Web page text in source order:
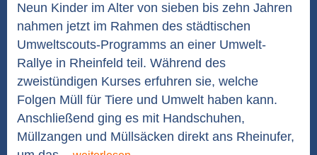
Neun Kinder im Alter von sieben bis zehn Jahren
nahmen jetzt im Rahmen des städtischen
Umweltscouts-Programms an einer Umwelt-
Rallye in Rheinfeld teil. Während des
zweistündigen Kurses erfuhren sie, welche
Folgen Müll für Tiere und Umwelt haben kann.
Anschließend ging es mit Handschuhen,
Müllzangen und Müllsäcken direkt ans Rheinufer,